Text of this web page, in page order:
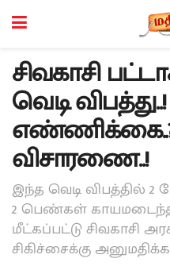
சிவகாசி
வெடி
விசாரணை..!
இந்த வெடி விபத்தில் 2
2 பெண்கள்
மீட்கப்பட்டு சிவகாசி
சிகிச்சைக்கு